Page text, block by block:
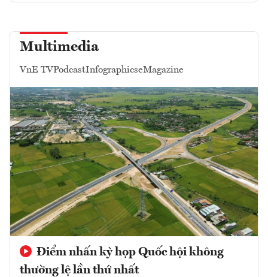
Multimedia
VnE TVPodcastInfographicseMagazine
Điểm nhấn kỳ họp Quốc hội không
thường lệ lần thứ nhất